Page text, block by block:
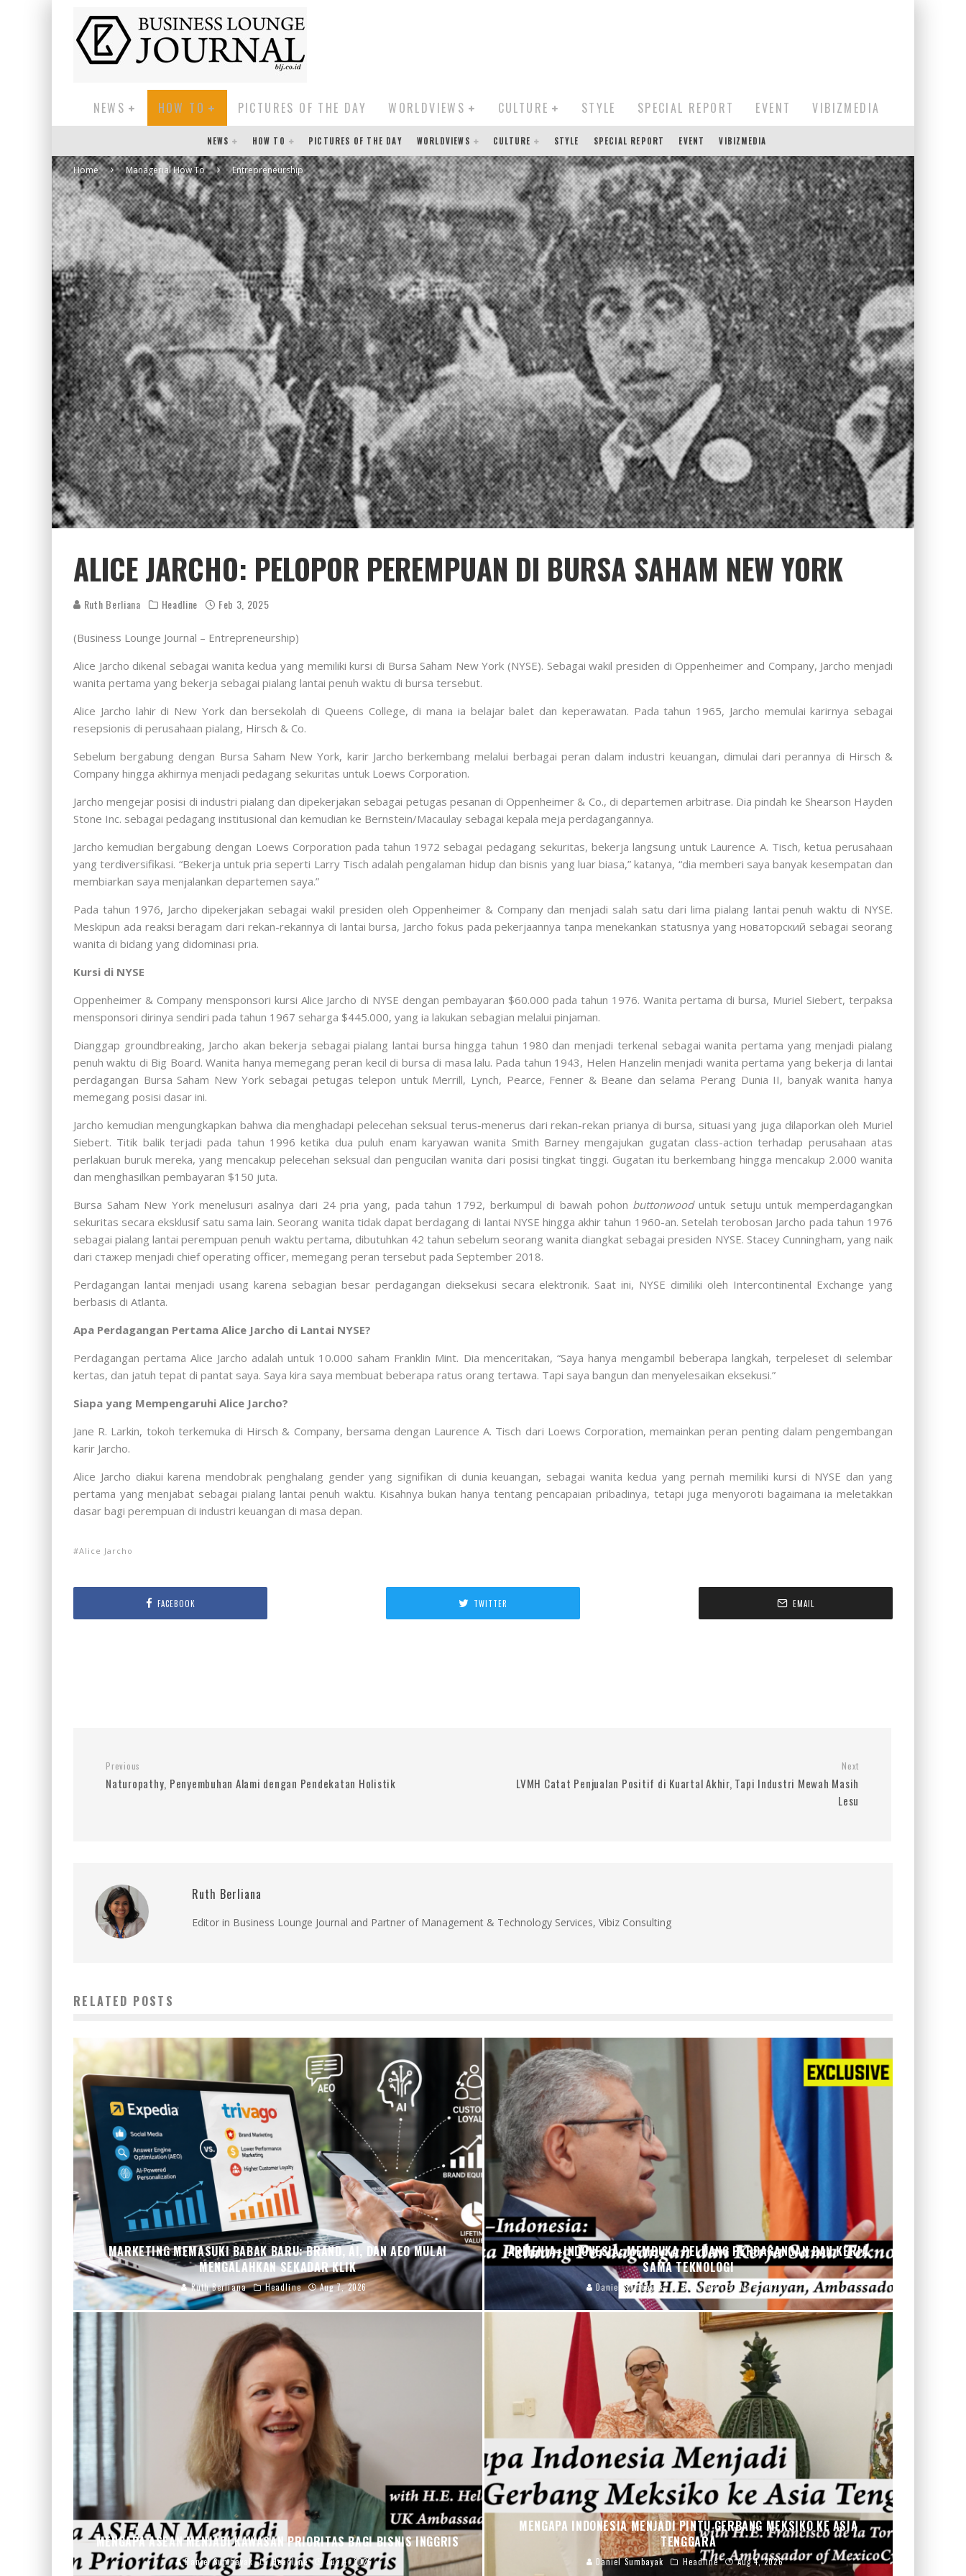
NEWS HOW TO PICTURES OF THE DAY WORLDVIEWS CULTURE STYLE SPECIAL REPORT EVENT VIBIZMEDIA
NEWS HOW TO PICTURES OF THE DAY WORLDVIEWS CULTURE STYLE SPECIAL REPORT EVENT VIBIZMEDIA
Home Managerial How To Entrepreneurship
ALICE JARCHO: PELOPOR PEREMPUAN DI BURSA SAHAM NEW YORK
Ruth Berliana Headline Feb 3, 2025
(Business Lounge Journal – Entrepreneurship)
Alice Jarcho dikenal sebagai wanita kedua yang memiliki kursi di Bursa Saham New York (NYSE). Sebagai wakil presiden di Oppenheimer and Company, Jarcho menjadi
wanita pertama yang bekerja sebagai pialang lantai penuh waktu di bursa tersebut.
Alice Jarcho lahir di New York dan bersekolah di Queens College, di mana ia belajar balet dan keperawatan. Pada tahun 1965, Jarcho memulai karirnya sebagai
resepsionis di perusahaan pialang, Hirsch & Co.
Sebelum bergabung dengan Bursa Saham New York, karir Jarcho berkembang melalui berbagai peran dalam industri keuangan, dimulai dari perannya di Hirsch &
Company hingga akhirnya menjadi pedagang sekuritas untuk Loews Corporation.
Jarcho mengejar posisi di industri pialang dan dipekerjakan sebagai petugas pesanan di Oppenheimer & Co., di departemen arbitrase. Dia pindah ke Shearson Hayden
Stone Inc. sebagai pedagang institusional dan kemudian ke Bernstein/Macaulay sebagai kepala meja perdagangannya.
Jarcho kemudian bergabung dengan Loews Corporation pada tahun 1972 sebagai pedagang sekuritas, bekerja langsung untuk Laurence A. Tisch, ketua perusahaan
yang terdiversifikasi. “Bekerja untuk pria seperti Larry Tisch adalah pengalaman hidup dan bisnis yang luar biasa,” katanya, “dia memberi saya banyak kesempatan dan
membiarkan saya menjalankan departemen saya.”
Pada tahun 1976, Jarcho dipekerjakan sebagai wakil presiden oleh Oppenheimer & Company dan menjadi salah satu dari lima pialang lantai penuh waktu di NYSE.
Meskipun ada reaksi beragam dari rekan-rekannya di lantai bursa, Jarcho fokus pada pekerjaannya tanpa menekankan statusnya yang новаторский sebagai seorang
wanita di bidang yang didominasi pria.
Kursi di NYSE
Oppenheimer & Company mensponsori kursi Alice Jarcho di NYSE dengan pembayaran $60.000 pada tahun 1976. Wanita pertama di bursa, Muriel Siebert, terpaksa
mensponsori dirinya sendiri pada tahun 1967 seharga $445.000, yang ia lakukan sebagian melalui pinjaman.
Dianggap groundbreaking, Jarcho akan bekerja sebagai pialang lantai bursa hingga tahun 1980 dan menjadi terkenal sebagai wanita pertama yang menjadi pialang
penuh waktu di Big Board. Wanita hanya memegang peran kecil di bursa di masa lalu. Pada tahun 1943, Helen Hanzelin menjadi wanita pertama yang bekerja di lantai
perdagangan Bursa Saham New York sebagai petugas telepon untuk Merrill, Lynch, Pearce, Fenner & Beane dan selama Perang Dunia II, banyak wanita hanya
memegang posisi dasar ini.
Jarcho kemudian mengungkapkan bahwa dia menghadapi pelecehan seksual terus-menerus dari rekan-rekan prianya di bursa, situasi yang juga dilaporkan oleh Muriel
Siebert. Titik balik terjadi pada tahun 1996 ketika dua puluh enam karyawan wanita Smith Barney mengajukan gugatan class-action terhadap perusahaan atas
perlakuan buruk mereka, yang mencakup pelecehan seksual dan pengucilan wanita dari posisi tingkat tinggi. Gugatan itu berkembang hingga mencakup 2.000 wanita
dan menghasilkan pembayaran $150 juta.
Bursa Saham New York menelusuri asalnya dari 24 pria yang, pada tahun 1792, berkumpul di bawah pohon buttonwooduntuk setuju untuk memperdagangkan
sekuritas secara eksklusif satu sama lain. Seorang wanita tidak dapat berdagang di lantai NYSE hingga akhir tahun 1960-an. Setelah terobosan Jarcho pada tahun 1976
sebagai pialang lantai perempuan penuh waktu pertama, dibutuhkan 42 tahun sebelum seorang wanita diangkat sebagai presiden NYSE. Stacey Cunningham, yang naik
dari стажер menjadi chief operating officer, memegang peran tersebut pada September 2018.
Perdagangan lantai menjadi usang karena sebagian besar perdagangan dieksekusi secara elektronik. Saat ini, NYSE dimiliki oleh Intercontinental Exchange yang
berbasis di Atlanta.
Apa Perdagangan Pertama Alice Jarcho di Lantai NYSE?
Perdagangan pertama Alice Jarcho adalah untuk 10.000 saham Franklin Mint. Dia menceritakan, “Saya hanya mengambil beberapa langkah, terpeleset di selembar
kertas, dan jatuh tepat di pantat saya. Saya kira saya membuat beberapa ratus orang tertawa. Tapi saya bangun dan menyelesaikan eksekusi.”
Siapa yang Mempengaruhi Alice Jarcho?
Jane R. Larkin, tokoh terkemuka di Hirsch & Company, bersama dengan Laurence A. Tisch dari Loews Corporation, memainkan peran penting dalam pengembangan
karir Jarcho.
Alice Jarcho diakui karena mendobrak penghalang gender yang signifikan di dunia keuangan, sebagai wanita kedua yang pernah memiliki kursi di NYSE dan yang
pertama yang menjabat sebagai pialang lantai penuh waktu. Kisahnya bukan hanya tentang pencapaian pribadinya, tetapi juga menyoroti bagaimana ia meletakkan
dasar bagi perempuan di industri keuangan di masa depan.
Alice Jarcho
FACEBOOK TWITTER EMAIL
Previous
Naturopathy, Penyembuhan Alami dengan Pendekatan Holistik
Next
LVMH Catat Penjualan Positif di Kuartal Akhir, Tapi Industri Mewah Masih
Lesu
Ruth Berliana
Editor in Business Lounge Journal and Partner of Management & Technology Services, Vibiz Consulting
RELATED POSTS
MARKETING MEMASUKI BABAK BARU: BRAND, AI, DAN AEO MULAI
MENGALAHKAN SEKADAR KLIK
Ruth Berliana Headline Aug 7, 2026
ARMENIA–INDONESIA: MEMBUKA PELUANG PERDAGANGAN DAN KERJA
SAMA TEKNOLOGI
Daniel Sumbayak Headline Aug 5, 2026
MENGAPA ASEAN MENJADI KAWASAN PRIORITAS BAGI BISNIS INGGRIS
Daniel Sumbayak Headline Aug 4, 2026
MENGAPA INDONESIA MENJADI PINTU GERBANG MEKSIKO KE ASIA
TENGGARA
Daniel Sumbayak Headline Aug 4, 2026